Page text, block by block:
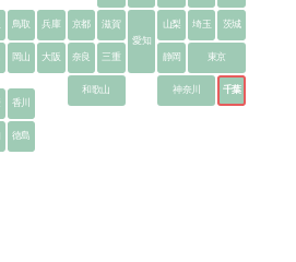
鳥取 兵庫 京都
滋賀
愛知
山梨 埼玉 茨城
岡山 大阪 奈良 三重 東京
香川
和歌山
静岡
神奈川 千葉
徳島